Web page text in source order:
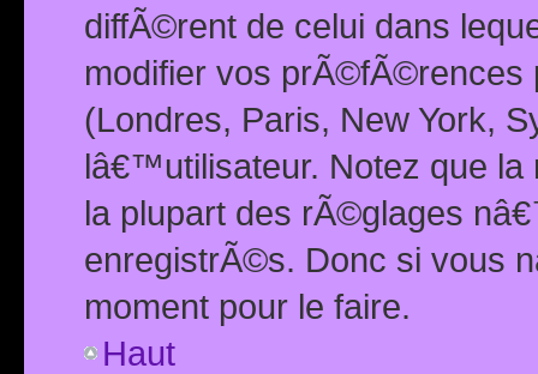
diffÃ©rent de celui dans
modifier vos prÃ©fÃ©rences
(Londres, Paris, New York,
lâ€™utilisateur. Notez que la
la plupart des rÃ©glages
enregistrÃ©s. Donc si vous
moment pour le faire.
Haut